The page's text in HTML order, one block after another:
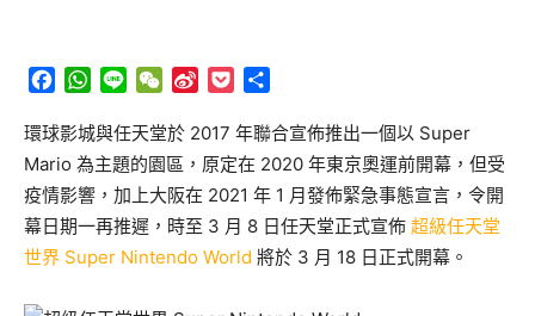
Facebook
WhatsApp
Line WeChat
Sina
Pocket
環球影城與任天堂於 2017 年聯合宣佈推出一個以 Super
Mario 為主題的園區，原定在 2020 年東京奧運前開幕，但受
疫情影響，加上大阪在 2021 年 1 月發佈緊急事態宣言，令開
幕日期一再推遲，時至 3 月 8 日任天堂正式宣佈 超級任天堂
世界 Super Nintendo World 將於 3 月 18 日正式開幕。